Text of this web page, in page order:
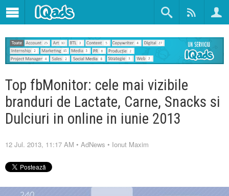
Top fbMonitor: cele mai vizibile
branduri de Lactate, Carne, Snacks si
Dulciuri in online in iunie 2013
12 Jul. 2013, 11:17 AM • AdNews • Ionut Maxim